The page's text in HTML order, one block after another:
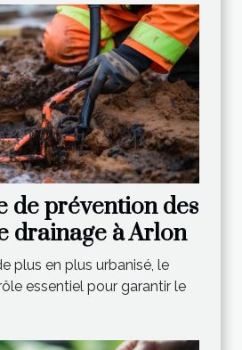
de prévention des
drainage à Arlon
plus en plus urbanisé, le
essentiel pour garantir le